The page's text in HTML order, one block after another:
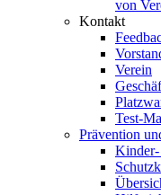
von
Kontakt
Verein
Test-
Prävention
Kinder-